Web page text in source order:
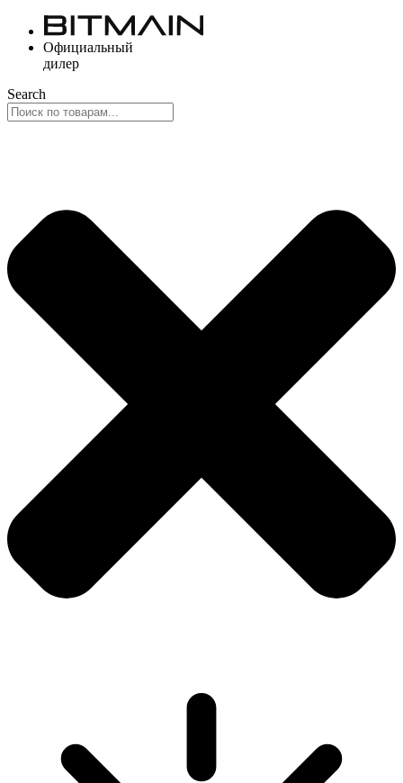
Перейти
содержимому
Официальный
дилер
Search